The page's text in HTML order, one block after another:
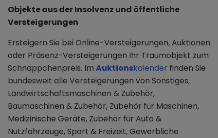
Objekte aus der Insolvenz und öffentliche
Versteigerungen
Ersteigern Sie bei Online-Versteigerungen, Auktionen
oder Präsenz-Versteigerungen Ihr Traumobjekt zum
Schnäppchenpreis. Im Auktionskalender finden Sie
bundesweit alle Versteigerungen von Sonstiges,
Landwirtschaftsmaschinen & Zubehör,
Baumaschinen & Zubehör, Zubehör für Maschinen,
Medizinische Geräte, Zubehör für Auto &
Nutzfahrzeuge, Sport & Freizeit, Gewerbliche